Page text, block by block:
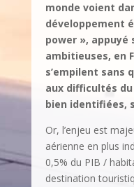
monde voient
développement
power »,
ambitieuses, en
s’empilent sans
aux difficultés
bien identifiées,
Or, l’enjeu est
aérienne en plus
0,5% du PIB /
destination